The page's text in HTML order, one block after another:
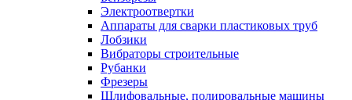
Электроотвертки
Аппараты для сварки пластиковых труб
Лобзики
Вибраторы строительные
Рубанки
Фрезеры
Шлифовальные, полировальные машины